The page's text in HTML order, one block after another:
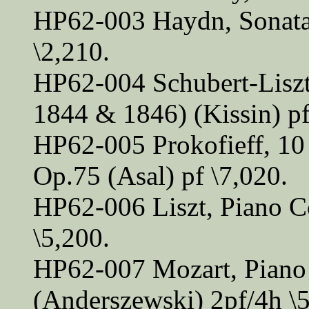
HP62-003 Haydn,
\2,210.
HP62-004 Schubert-
1844 & 1846) (Kissin)
HP62-005 Prokofieff,
Op.75 (Asal) pf \7,020.
HP62-006 Liszt, Piano
\5,200.
HP62-007 Mozart,
(Anderszewski) 2pf/4h